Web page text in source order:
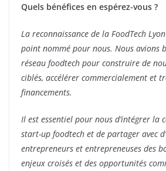
Quels bénéfices en espérez-vous ?
La reconnaissance de la FoodTech
point nommé pour nous. Nous avions
réseau foodtech pour construire de
ciblés, accélérer commercialement et
financements.
Il est essentiel pour nous d’intégrer la
start-up foodtech et de partager avec
entrepreneurs et entrepreneuses des
enjeux croisés et des opportunités